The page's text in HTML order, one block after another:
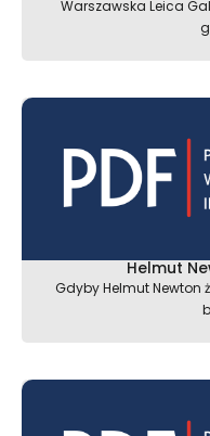
Warszawska Leica
Helmut
Gdyby Helmut Newton